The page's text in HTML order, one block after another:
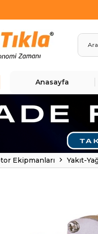
Anasayfa
Ekipmanları Yakıt-